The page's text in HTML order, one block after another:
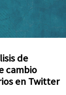
de
cambio
en Twitter